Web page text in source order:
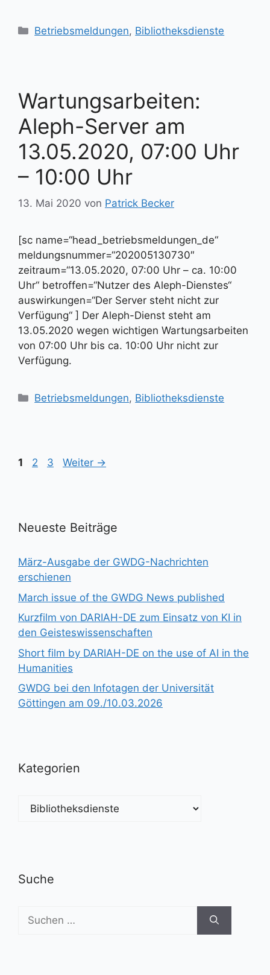
Kategorien
Betriebsmeldungen, Bibliotheksdienste
Wartungsarbeiten:
Aleph-Server am
13.05.2020, 07:00 Uhr
– 10:00 Uhr
13. Mai 2020 von Patrick Becker
[sc name=“head_betriebsmeldungen_de“
meldungsnummer=“202005130730″
zeitraum=“13.05.2020, 07:00 Uhr – ca. 10:00
Uhr“ betroffen=“Nutzer des Aleph-Dienstes“
auswirkungen=“Der Server steht nicht zur
Verfügung“ ] Der Aleph-Dienst steht am
13.05.2020 wegen wichtigen Wartungsarbeiten
von 07:00 Uhr bis ca. 10:00 Uhr nicht zur
Verfügung.
Kategorien
Betriebsmeldungen, Bibliotheksdienste
Seite
1 Seite
2 Seite
3 Weiter →
Neueste Beiträge
März-Ausgabe der GWDG-Nachrichten
erschienen
March issue of the GWDG News published
Kurzfilm von DARIAH-DE zum Einsatz von KI in
den Geisteswissenschaften
Short film by DARIAH-DE on the use of AI in the
Humanities
GWDG bei den Infotagen der Universität
Göttingen am 09./10.03.2026
Kategorien
Kategorien
Suche
Suchen
nach: